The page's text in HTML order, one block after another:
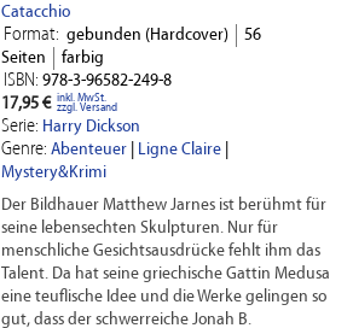
Catacchio
Format: gebunden (Hardcover)
56
Seiten
farbig
ISBN: 978-3-96582-249-8
17,95 € inkl. MwSt.
zzgl. Versand
Serie: Harry Dickson
Genre: Abenteuer| Ligne Claire|
Mystery&Krimi
Der Bildhauer Matthew Jarnes ist berühmt für
seine lebensechten Skulpturen. Nur für
menschliche Gesichtsausdrücke fehlt ihm das
Talent. Da hat seine griechische Gattin Medusa
eine teuflische Idee und die Werke gelingen so
gut, dass der schwerreiche Jonah B.